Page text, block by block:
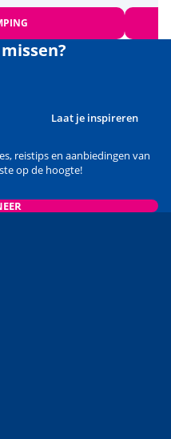
Laat je inspireren
reistips en aanbiedingen van
op de hoogte!